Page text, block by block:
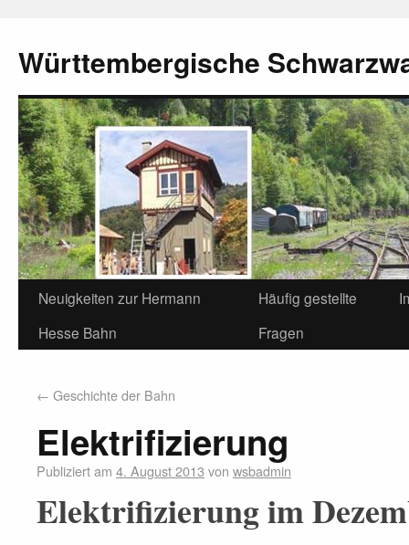
Württembergische
Neuigkeiten zur Hermann
Hesse Bahn
Häufig gestellte
Fragen
← Geschichte der Bahn
Elektrifizierung
Publiziert am 4. August 2013 von wsbadmin
Elektrifizierung im